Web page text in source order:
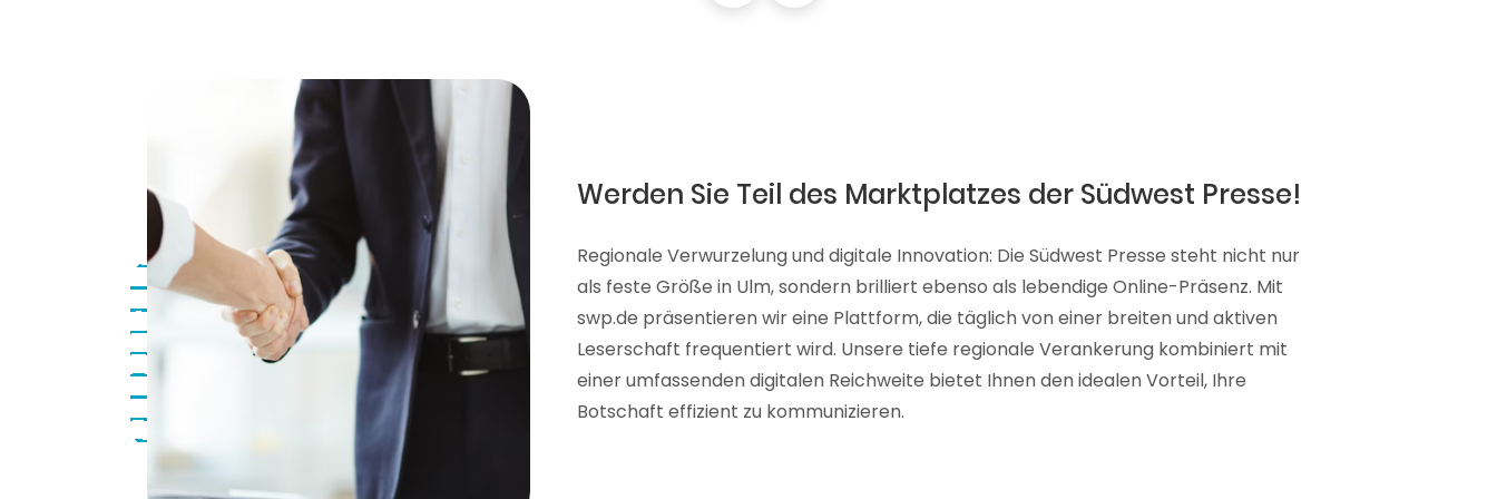
Werden Sie Teil des Marktplatzes der Südwest Presse!
Regionale Verwurzelung und digitale Innovation: Die Südwest Presse steht nicht nur
als feste Größe in Ulm, sondern brilliert ebenso als lebendige Online-Präsenz. Mit
swp.de präsentieren wir eine Plattform, die täglich von einer breiten und aktiven
Leserschaft frequentiert wird. Unsere tiefe regionale Verankerung kombiniert mit
einer umfassenden digitalen Reichweite bietet Ihnen den idealen Vorteil, Ihre
Botschaft effizient zu kommunizieren.